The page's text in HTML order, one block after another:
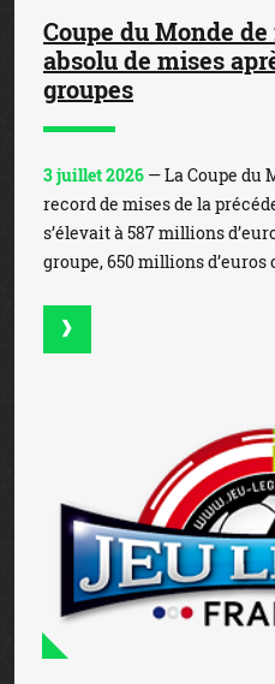
Coupe du Monde
absolu de mises
groupes
3 juillet 2026 — La Coupe du
record de mises de la
s’élevait à 587 millions
groupe, 650 millions d’euros